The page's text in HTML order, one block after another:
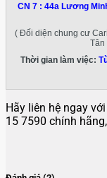
CN 7 : 44a Lương
( Đối diện chung cư
Tân
Thời gian làm việc:
Hãy liên hệ ngay với
15 7590 chính